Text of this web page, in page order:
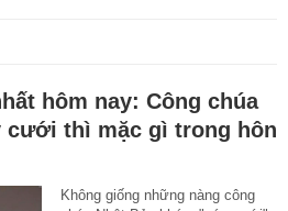
hôm nay: Công chúa
cưới thì mặc gì trong hôn
Không giống những nàng công